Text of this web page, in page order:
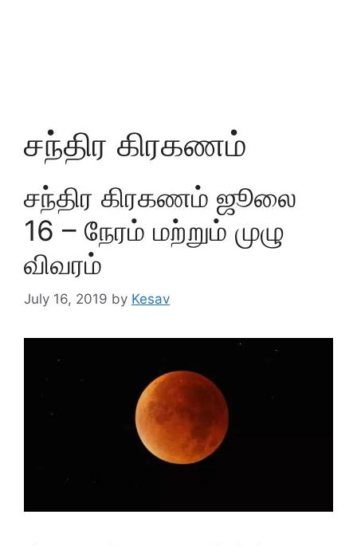
சந்திர கிரகணம்
சந்திர கிரகணம் ஜூலை
16 – நேரம் மற்றும் முழு
விவரம்
July 16, 2019 by Kesav